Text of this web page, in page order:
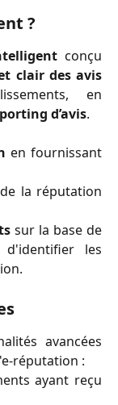
?
conçu
clair des avis
en
d’avis.
en fournissant
de la réputation
sur la base de
les
avancées
réputation :
ayant reçu